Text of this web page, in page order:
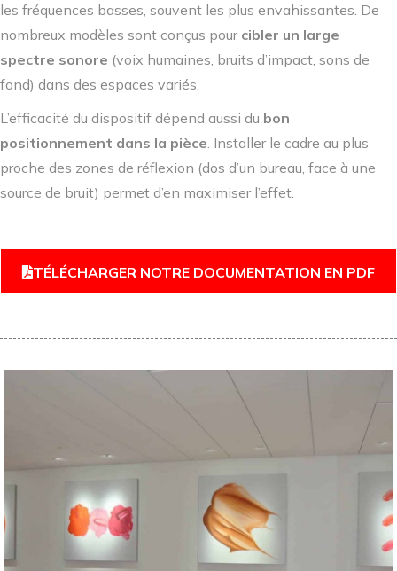
les fréquences basses, souvent les plus envahissantes. De
nombreux modèles sont conçus pour cibler un large
spectre sonore (voix humaines, bruits d’impact, sons de
fond) dans des espaces variés.
L’efficacité du dispositif dépend aussi du bon
positionnement dans la pièce. Installer le cadre au plus
proche des zones de réflexion (dos d’un bureau, face à une
source de bruit) permet d’en maximiser l’effet.
TÉLÉCHARGER NOTRE DOCUMENTATION EN PDF